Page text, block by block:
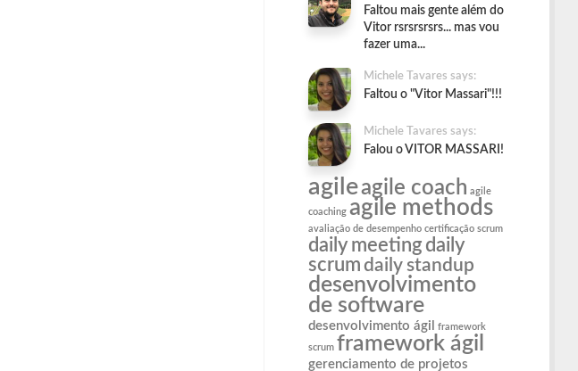
Faltou mais gente além do
Vitor rsrsrsrsrs... mas vou
fazer uma...
Michele Tavares says:
Faltou o "Vitor Massari"!!!
Michele Tavares says:
Falou o VITOR MASSARI!
agileagile coach agile
coaching agile methods
avaliação de desempenho certificação scrum
daily meeting daily
scrumdaily standup
desenvolvimento
de software
desenvolvimento ágil framework
scrum framework ágil
gerenciamento de projetos